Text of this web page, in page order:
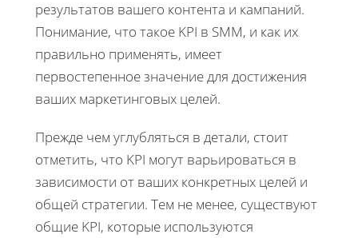
результатов вашего контента и кампаний.
Понимание, что такое KPI в SMM, и как их
правильно применять, имеет
первостепенное значение для достижения
ваших маркетинговых целей.
Прежде чем углубляться в детали, стоит
отметить, что KPI могут варьироваться в
зависимости от ваших конкретных целей и
общей стратегии. Тем не менее, существуют
общие KPI, которые используются